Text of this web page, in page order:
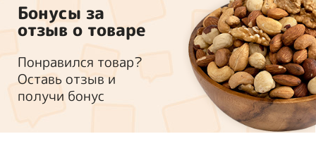
Бонусы за
отзыв о товаре
Понравился товар?
Оставь отзыв и
получи бонус